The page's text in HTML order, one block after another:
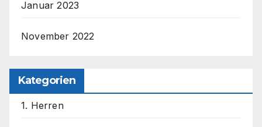
Januar 2023
November 2022
Kategorien
1. Herren